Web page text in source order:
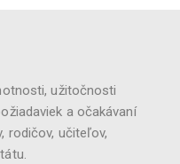
užitočnosti
a očakávaní
rodičov, učiteľov,